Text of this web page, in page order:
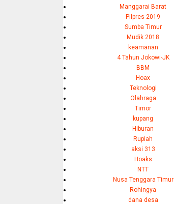
Manggarai Barat
Pilpres 2019
Sumba Timur
Mudik 2018
keamanan
4 Tahun Jokowi-JK
BBM
Hoax
Teknologi
Olahraga
Timor
kupang
Hiburan
Rupiah
aksi 313
Hoaks
NTT
Nusa Tenggara Timur
Rohingya
dana desa